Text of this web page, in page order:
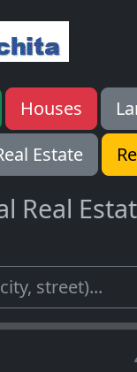
Houses
Estate
Real